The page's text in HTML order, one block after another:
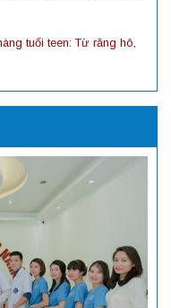
tuổi teen: Từ răng hô,